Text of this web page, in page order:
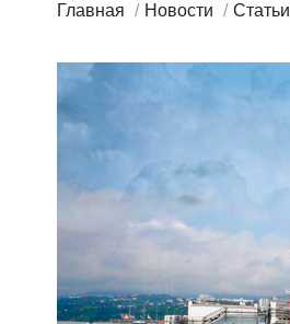
Главная Новости Статьи